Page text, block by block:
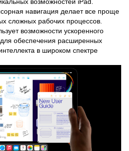
навигация делает все проще
сложных рабочих процессов.
возможности ускоренного
обеспечения расширенных
в широком спектре